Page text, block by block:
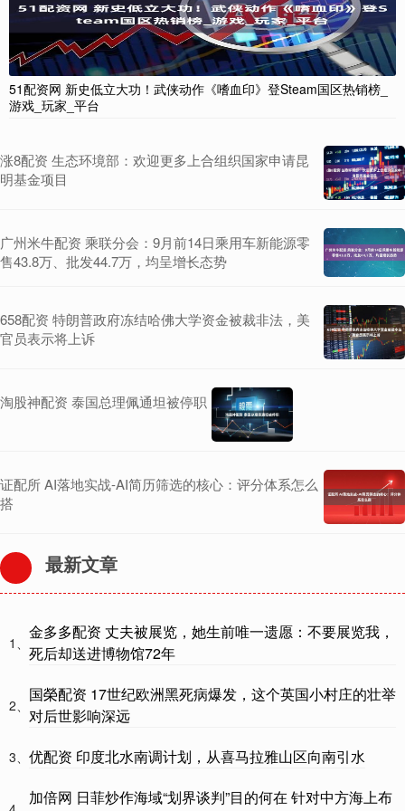
51配资网 新史低立大功！武侠动作《嗜血印》登Steam国区热销榜_
游戏_玩家_平台
涨8配资 生态环境部：欢迎更多上合组织国家申请昆
明基金项目
广州米牛配资 乘联分会：9月前14日乘用车新能源零
售43.8万、批发44.7万，均呈增长态势
658配资 特朗普政府冻结哈佛大学资金被裁非法，美
官员表示将上诉
淘股神配资 泰国总理佩通坦被停职
证配所 AI落地实战-AI简历筛选的核心：评分体系怎么
搭
最新文章
1、
金多多配资 丈夫被展览，她生前唯一遗愿：不要展览我，
死后却送进博物馆72年
2、
国榮配资 17世纪欧洲黑死病爆发，这个英国小村庄的壮举
对后世影响深远
3、 优配资 印度北水南调计划，从喜马拉雅山区向南引水
加倍网 日菲炒作海域“划界谈判”目的何在 针对中方海上布